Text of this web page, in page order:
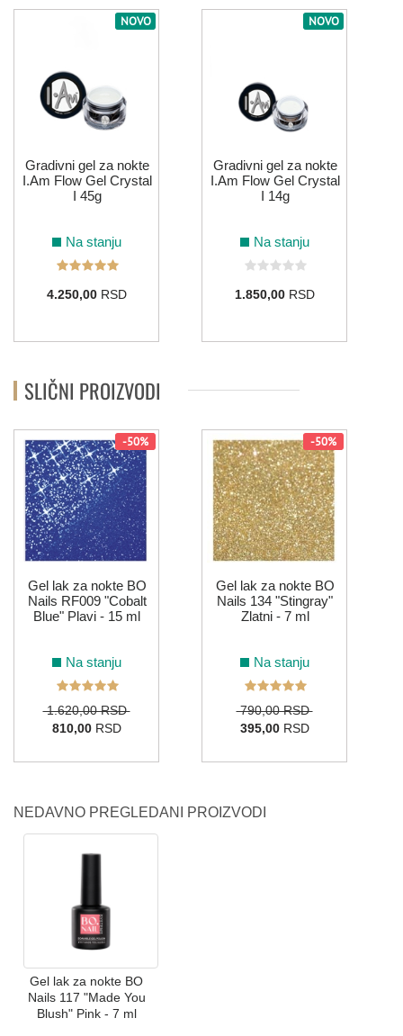
ROZE
212
066 026 149 150
064 099
154 216 008 215 179
103 181 059
ŽUTA
NOVO
Gradivni gel za nokte
I.Am Flow Gel Crystal
I 45g
Na stanju
4.250,00RSD
NOVO
Gradivni gel za nokte
I.Am Flow Gel Crystal
I 14g
Na stanju
1.850,00RSD
SLIČNI PROIZVODI
-50%
Gel lak za nokte BO
Nails RF009 "Cobalt
Blue" Plavi - 15 ml
Na stanju
1.620,00 RSD
810,00RSD
-50%
Gel lak za nokte BO
Nails 134 "Stingray"
Zlatni - 7 ml
Na stanju
790,00 RSD
395,00RSD
NEDAVNO PREGLEDANI PROIZVODI
Gel lak za nokte BO
Nails 117 "Made You
Blush" Pink - 7 ml